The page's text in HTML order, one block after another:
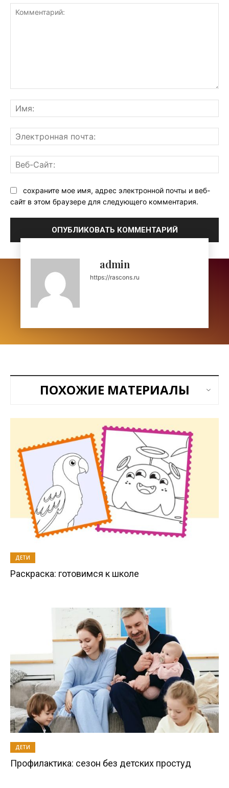
сохраните мое имя, адрес электронной почты и веб-
сайт в этом браузере для следующего комментария.
admin
https://rascons.ru
ПОХОЖИЕ МАТЕРИАЛЫ
ДЕТИ
Раскраска: готовимся к школе
ДЕТИ
Профилактика: сезон без детских простуд